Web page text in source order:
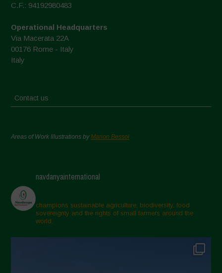
C.F.: 94192980483
Operational Headquarters
Via Macerata 22A
00176 Rome - Italy
Italy
Contact us
Areas of Work Illustrations byMarion Bessol
navdanyainternational
champions sustainable agriculture, biodiversity, food
sovereignty and the rights of small farmers around the
world.